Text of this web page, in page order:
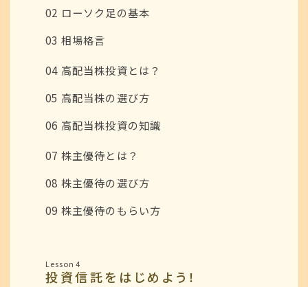
02 ローソク足の基本
03 相場格言
04 高配当株投資とは？
05 高配当株の選び方
06 高配当株投資の知識
07 株主優待とは？
08 株主優待の選び方
09 株主優待のもらい方
Lesson 4
投資信託をはじめよう！